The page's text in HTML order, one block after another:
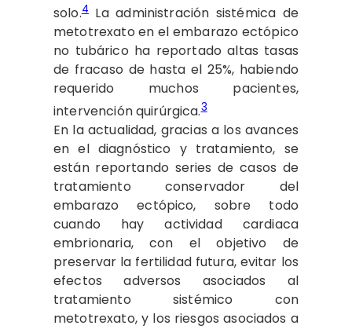
solo.4La administración sistémica de
metotrexato en el embarazo ectópico
no tubárico ha reportado altas tasas
de fracaso de hasta el 25%, habiendo
requerido muchos pacientes,
intervención quirúrgica.3
En la actualidad, gracias a los avances
en el diagnóstico y tratamiento, se
están reportando series de casos de
tratamiento conservador del
embarazo ectópico, sobre todo
cuando hay actividad cardiaca
embrionaria, con el objetivo de
preservar la fertilidad futura, evitar los
efectos adversos asociados al
tratamiento sistémico con
metotrexato, y los riesgos asociados a